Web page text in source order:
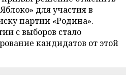
для участия в
партии «Родина».
с выборов стало
кандидатов от этой